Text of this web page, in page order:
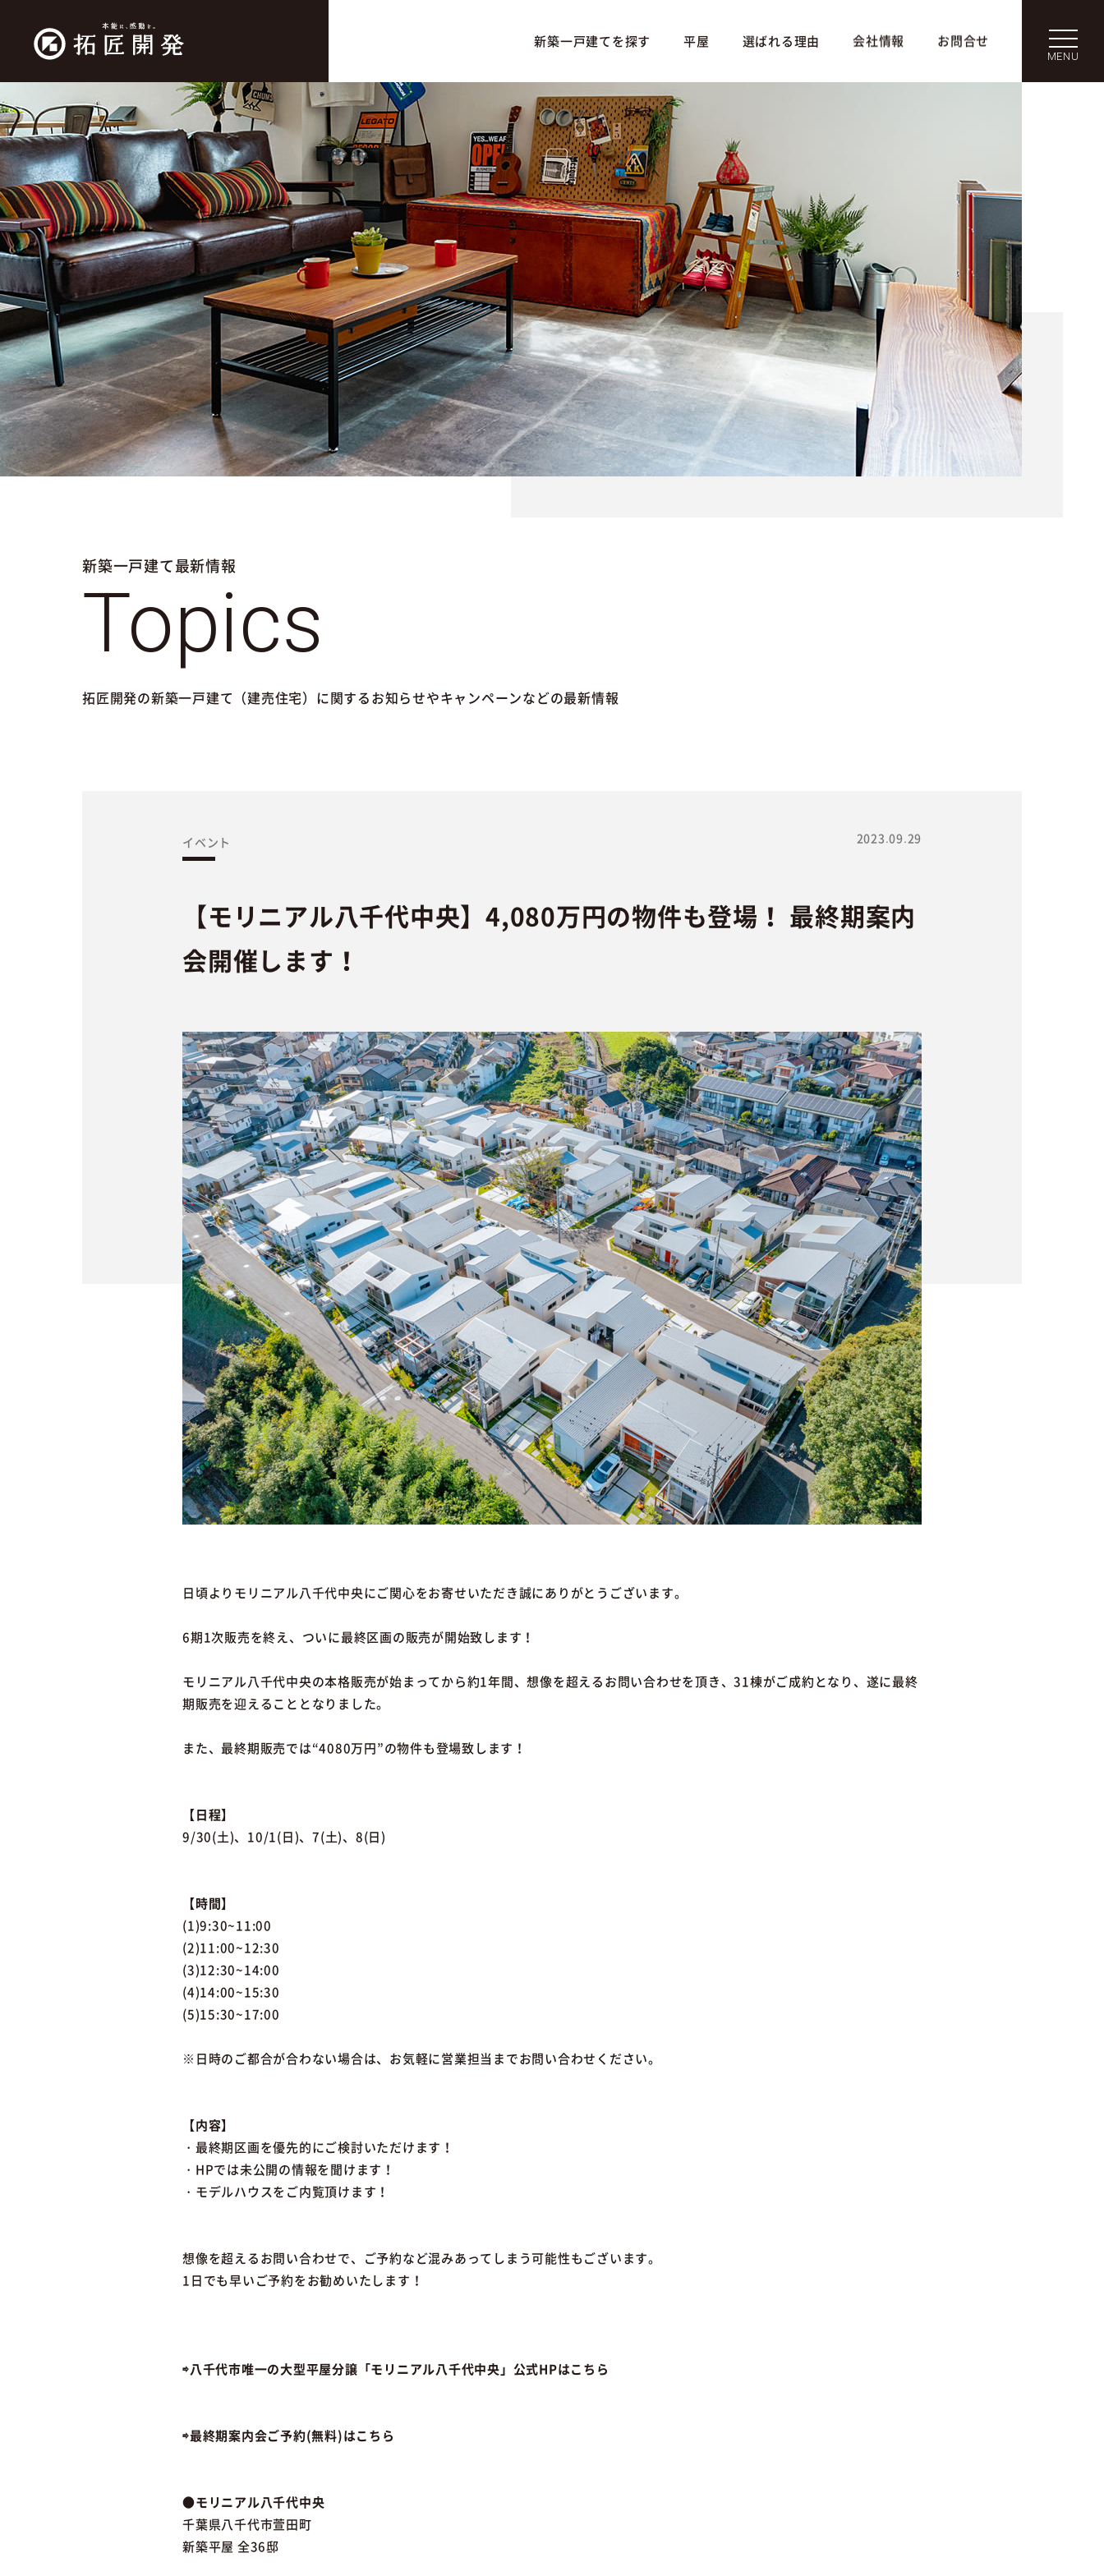
新築一戸建てを探す 平屋 選ばれる理由 会社情報 お問合せ
MENU
新築一戸建て最新情報
Topics
拓匠開発の新築一戸建て（建売住宅）に関するお知らせやキャンペーンなどの最新情報
イベント 2023.09.29
【モリニアル八千代中央】4,080万円の物件も登場！ 最終期案内
会開催します！
日頃よりモリニアル八千代中央にご関心をお寄せいただき誠にありがとうございます。
6期1次販売を終え、ついに最終区画の販売が開始致します！
モリニアル八千代中央の本格販売が始まってから約1年間、想像を超えるお問い合わせを頂き、31棟がご成約となり、遂に最終
期販売を迎えることとなりました。
また、最終期販売では“4080万円”の物件も登場致します！
【日程】
9/30(土)、10/1(日)、7(土)、8(日)
【時間】
(1)9:30~11:00
(2)11:00~12:30
(3)12:30~14:00
(4)14:00~15:30
(5)15:30~17:00
※日時のご都合が合わない場合は、お気軽に営業担当までお問い合わせください。
【内容】
・最終期区画を優先的にご検討いただけます！
・HPでは未公開の情報を聞けます！
・モデルハウスをご内覧頂けます！
想像を超えるお問い合わせで、ご予約など混みあってしまう可能性もございます。
1日でも早いご予約をお勧めいたします！
⇨八千代市唯一の大型平屋分譲「モリニアル八千代中央」公式HPはこちら
⇨最終期案内会ご予約(無料)はこちら
●モリニアル八千代中央
千葉県八千代市萱田町
新築平屋 全36邸